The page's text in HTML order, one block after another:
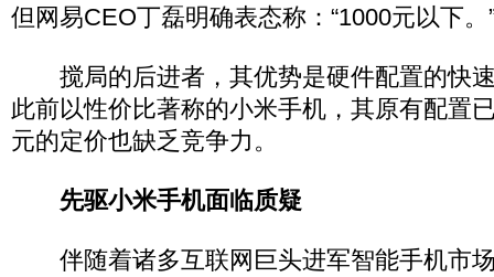
但网易CEO丁磊明确表态称：“1000元以下。
搅局的后进者，其优势是硬件配置的快
此前以性价比著称的小米手机，其原有配置
元的定价也缺乏竞争力。
先驱小米手机面临质疑
伴随着诸多互联网巨头进军智能手机市